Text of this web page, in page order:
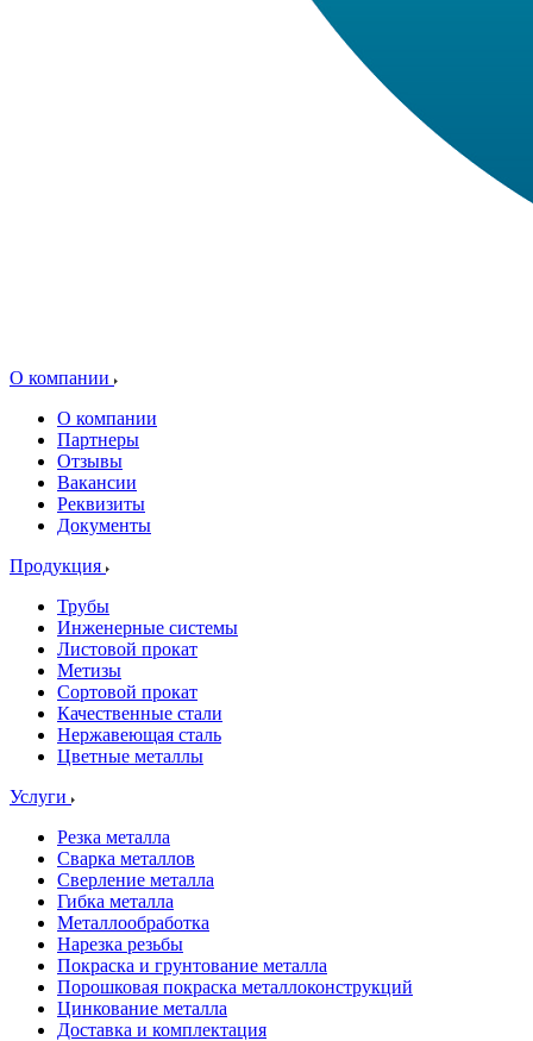
О компании
О компании
Партнеры
Отзывы
Вакансии
Реквизиты
Документы
Продукция
Трубы
Инженерные системы
Листовой прокат
Метизы
Сортовой прокат
Качественные стали
Нержавеющая сталь
Цветные металлы
Услуги
Резка металла
Сварка металлов
Сверление металла
Гибка металла
Металлообработка
Нарезка резьбы
Покраска и грунтование металла
Порошковая покраска металлоконструкций
Цинкование металла
Доставка и комплектация